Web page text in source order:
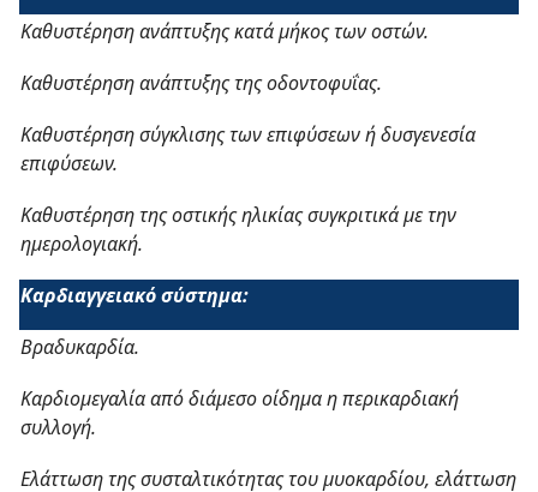
Καθυστέρηση ανάπτυξης κατά μήκος των οστών.
Καθυστέρηση ανάπτυξης της οδοντοφυΐας.
Καθυστέρηση σύγκλισης των επιφύσεων ή δυσγενεσία
επιφύσεων.
Καθυστέρηση της οστικής ηλικίας συγκριτικά με την
ημερολογιακή.
Καρδιαγγειακό σύστημα:
Βραδυκαρδία.
Καρδιομεγαλία από διάμεσο οίδημα η περικαρδιακή
συλλογή.
Ελάττωση της συσταλτικότητας του μυοκαρδίου, ελάττωση